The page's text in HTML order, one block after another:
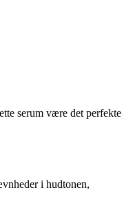
serum være det perfekte
i hudtonen,